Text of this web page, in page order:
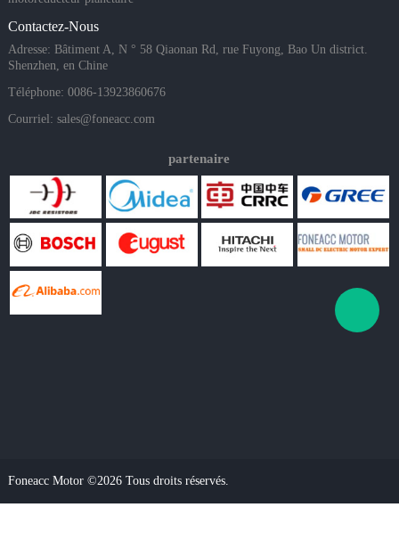
Contactez-Nous
Adresse: Bâtiment A, N ° 58 Qiaonan Rd, rue Fuyong, Bao Un district.
Shenzhen, en Chine
Téléphone: 0086-13923860676
Courriel: sales@foneacc.com
partenaire
Foneacc Motor ©2026 Tous droits réservés.